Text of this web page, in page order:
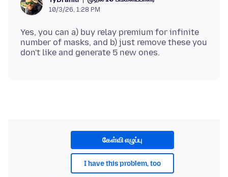
10/3/26, 1:28 PM
Yes, you can a) buy relay premium for infinite
number of masks, and b) just remove these you
கேள்வி எழுப்பு
I have this problem, too